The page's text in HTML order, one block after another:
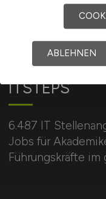
ITSTEPS
6.487 IT
Jobs für
Führungskräfte im
ABLEHNEN